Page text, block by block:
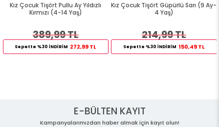
Kız Çocuk Tişört Pullu Ay Yıldızlı
Kırmızı (4-14 Yaş)
389,99 TL
Sepette %30 İNDİRİM 272,99 TL
Kız Çocuk Tişört Güpürlü Sarı (9 Ay-
4 Yaş)
214,99 TL
Sepette %30 İNDİRİM 150,49 TL
E-BÜLTEN KAYIT
Kampanyalarımızdan haber almak için kayıt olun!